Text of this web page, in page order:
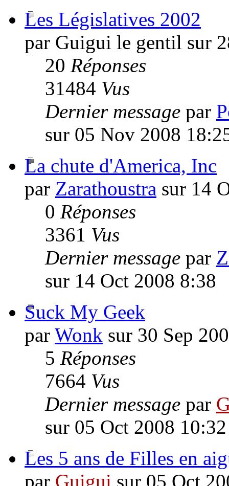
Les Législatives 2002
par Guigui le gentil sur
20 Réponses
31484 Vus
Dernier message par
sur 05 Nov 2008
La chute d'America, Inc
par Zarathoustra sur 14
0 Réponses
3361 Vus
Dernier message par
sur 14 Oct 2008 8:38
Suck My Geek
par Wonk sur 30 Sep
5 Réponses
7664 Vus
Dernier message par
sur 05 Oct 2008 10:32
Les 5 ans de Filles en
par Guigui sur 05 Oct